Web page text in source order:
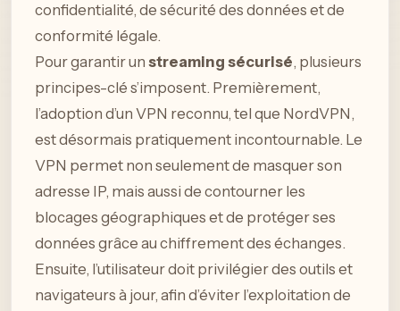
confidentialité, de sécurité des données et de
conformité légale.
Pour garantir un streaming sécurisé, plusieurs
principes-clé s’imposent. Premièrement,
l’adoption d’un VPN reconnu, tel que NordVPN,
est désormais pratiquement incontournable. Le
VPN permet non seulement de masquer son
adresse IP, mais aussi de contourner les
blocages géographiques et de protéger ses
données grâce au chiffrement des échanges.
Ensuite, l’utilisateur doit privilégier des outils et
navigateurs à jour, afin d’éviter l’exploitation de